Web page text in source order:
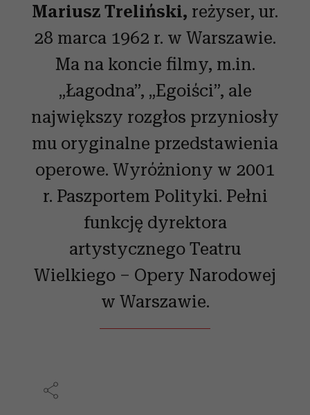
Mariusz Treliński, reżyser, ur.
28 marca 1962 r. w Warszawie.
Ma na koncie filmy, m.in.
„Łagodna”, „Egoiści”, ale
największy rozgłos przyniosły
mu oryginalne przedstawienia
operowe. Wyróżniony w 2001
r. Paszportem Polityki. Pełni
funkcję dyrektora
artystycznego Teatru
Wielkiego – Opery Narodowej
w Warszawie.